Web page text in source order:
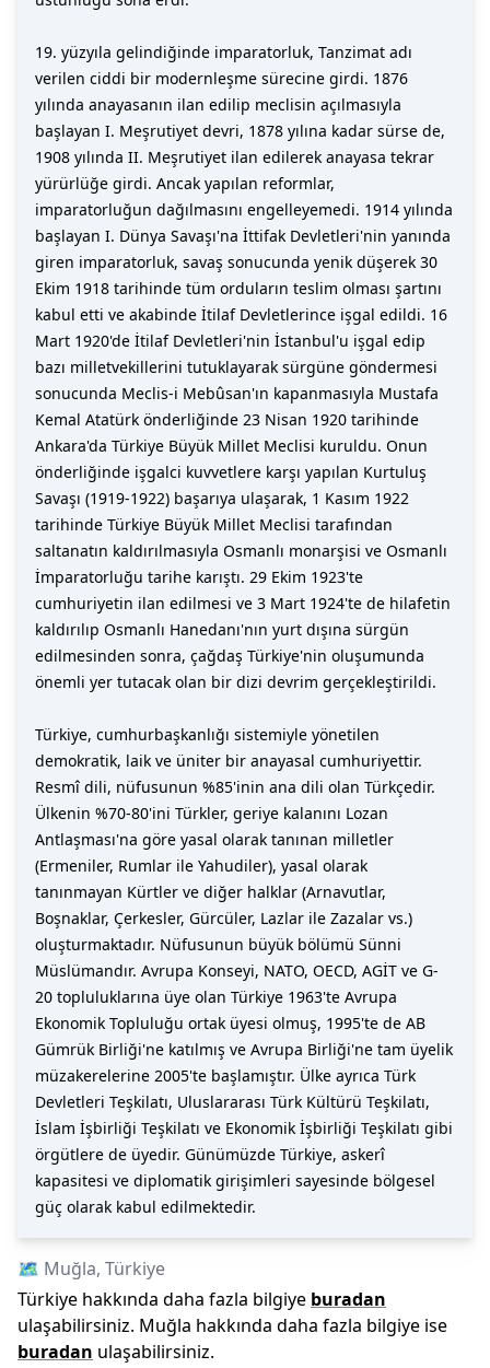
19. yüzyıla gelindiğinde imparatorluk, Tanzimat adı
verilen ciddi bir modernleşme sürecine girdi. 1876
yılında anayasanın ilan edilip meclisin açılmasıyla
başlayan I. Meşrutiyet devri, 1878 yılına kadar sürse de,
1908 yılında II. Meşrutiyet ilan edilerek anayasa tekrar
yürürlüğe girdi. Ancak yapılan reformlar,
imparatorluğun dağılmasını engelleyemedi. 1914 yılında
başlayan I. Dünya Savaşı'na İttifak Devletleri'nin yanında
giren imparatorluk, savaş sonucunda yenik düşerek 30
Ekim 1918 tarihinde tüm orduların teslim olması şartını
kabul etti ve akabinde İtilaf Devletlerince işgal edildi. 16
Mart 1920'de İtilaf Devletleri'nin İstanbul'u işgal edip
bazı milletvekillerini tutuklayarak sürgüne göndermesi
sonucunda Meclis-i Mebûsan'ın kapanmasıyla Mustafa
Kemal Atatürk önderliğinde 23 Nisan 1920 tarihinde
Ankara'da Türkiye Büyük Millet Meclisi kuruldu. Onun
önderliğinde işgalci kuvvetlere karşı yapılan Kurtuluş
Savaşı (1919-1922) başarıya ulaşarak, 1 Kasım 1922
tarihinde Türkiye Büyük Millet Meclisi tarafından
saltanatın kaldırılmasıyla Osmanlı monarşisi ve Osmanlı
İmparatorluğu tarihe karıştı. 29 Ekim 1923'te
cumhuriyetin ilan edilmesi ve 3 Mart 1924'te de hilafetin
kaldırılıp Osmanlı Hanedanı'nın yurt dışına sürgün
edilmesinden sonra, çağdaş Türkiye'nin oluşumunda
önemli yer tutacak olan bir dizi devrim gerçekleştirildi.
Türkiye, cumhurbaşkanlığı sistemiyle yönetilen
demokratik, laik ve üniter bir anayasal cumhuriyettir.
Resmî dili, nüfusunun %85'inin ana dili olan Türkçedir.
Ülkenin %70-80'ini Türkler, geriye kalanını Lozan
Antlaşması'na göre yasal olarak tanınan milletler
(Ermeniler, Rumlar ile Yahudiler), yasal olarak
tanınmayan Kürtler ve diğer halklar (Arnavutlar,
Boşnaklar, Çerkesler, Gürcüler, Lazlar ile Zazalar vs.)
oluşturmaktadır. Nüfusunun büyük bölümü Sünni
Müslümandır. Avrupa Konseyi, NATO, OECD, AGİT ve G-
20 topluluklarına üye olan Türkiye 1963'te Avrupa
Ekonomik Topluluğu ortak üyesi olmuş, 1995'te de AB
Gümrük Birliği'ne katılmış ve Avrupa Birliği'ne tam üyelik
müzakerelerine 2005'te başlamıştır. Ülke ayrıca Türk
Devletleri Teşkilatı, Uluslararası Türk Kültürü Teşkilatı,
İslam İşbirliği Teşkilatı ve Ekonomik İşbirliği Teşkilatı gibi
örgütlere de üyedir. Günümüzde Türkiye, askerî
kapasitesi ve diplomatik girişimleri sayesinde bölgesel
güç olarak kabul edilmektedir.
🗺️ Muğla, Türkiye
Türkiye hakkında daha fazla bilgiye buradan
ulaşabilirsiniz. Muğla hakkında daha fazla bilgiye ise
buradan ulaşabilirsiniz.